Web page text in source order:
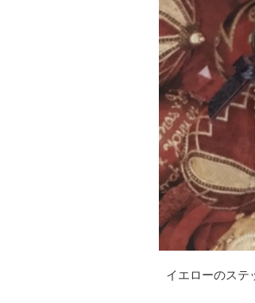
イエローのステ